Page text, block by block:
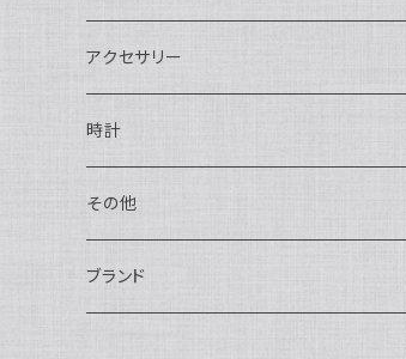
二つ折り
ショルダーバッグ・ボディバッグ
ハンドバッグ・ポーチ
トートバッグ
バックパック・リュックサック
アクセサリー
ネックレス
指輪
ピアス・イヤリング
時計
アナログ・機械式
アナログ・クォーツ
その他
ペン・万年筆
ブランド